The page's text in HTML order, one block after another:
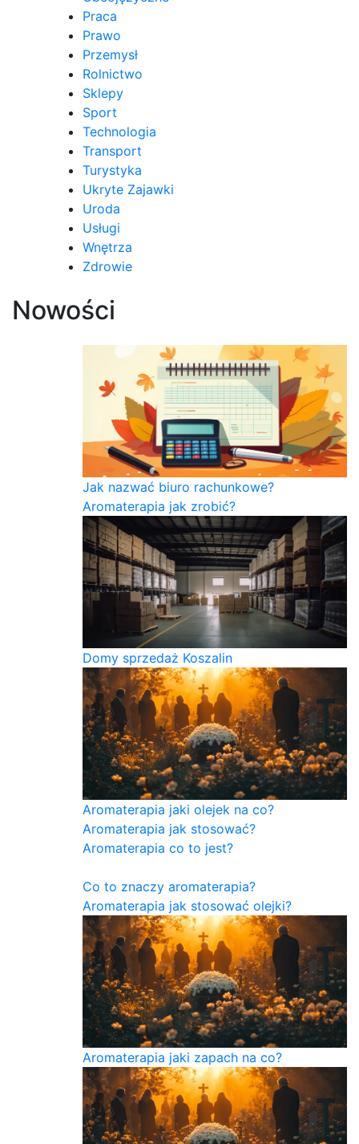
Praca
Prawo
Przemysł
Rolnictwo
Sklepy
Sport
Technologia
Transport
Turystyka
Ukryte Zajawki
Uroda
Usługi
Wnętrza
Zdrowie
Nowości
Jak nazwać biuro rachunkowe?
Aromaterapia jak zrobić?
Domy sprzedaż Koszalin
Aromaterapia jaki olejek na co?
Aromaterapia jak stosować?
Aromaterapia co to jest?
Co to znaczy aromaterapia?
Aromaterapia jak stosować olejki?
Aromaterapia jaki zapach na co?